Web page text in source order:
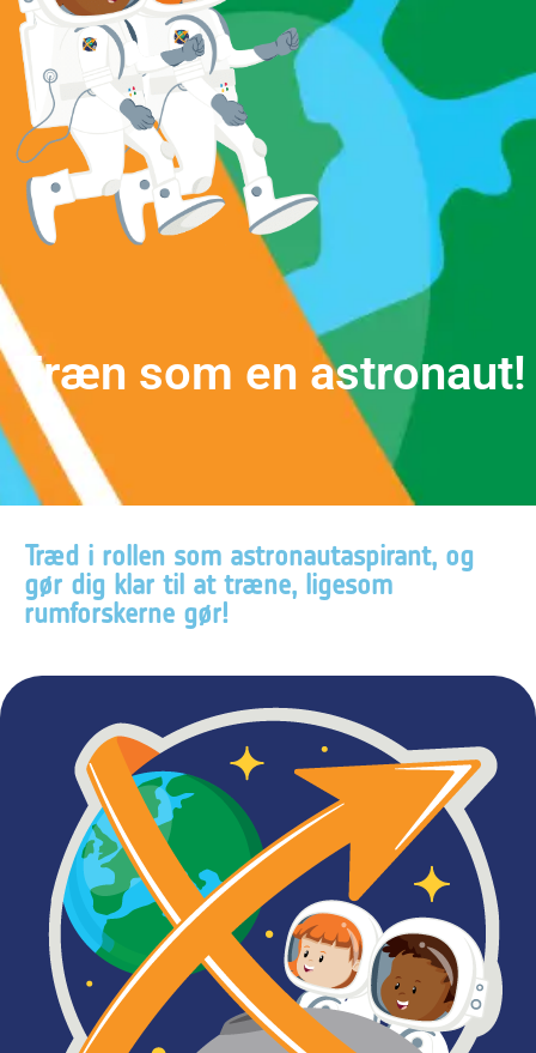
Træn som en astronaut!
Træd i rollen som astronautaspirant, og
gør dig klar til at træne, ligesom
rumforskerne gør!